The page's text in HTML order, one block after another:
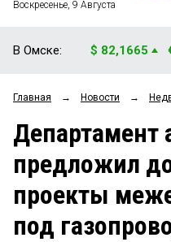
ОБЩЕСТВО
ЗАКОН
НОВОСТИ КОМПАНИЙ
Воскресенье, 9 Августа
В Омске: $ 82,1665
Главная → Новости →
Департамент
предложил
проекты
под